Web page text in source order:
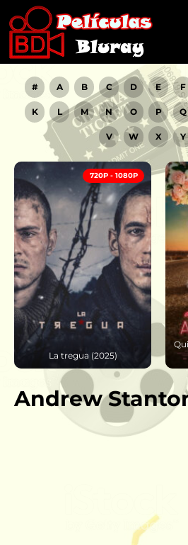
# A B C D E F
K L M N O P Q
V W X Y
720P - 1080P
Quién quiere casarse con un
astronauta (2024)
Andrew